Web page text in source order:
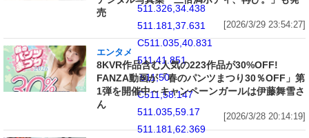
511.326,34.438
511.181,37.631
C511.035,40.831
511,41.851
511,50
C511,58.147
511.035,59.17
511.181,62.369
売
[2026/3/29 23:54:27]
エンタメ
8KVR作品含む人気の223作品が30%OFF!
FANZA動画が「春のパンツまつり30％OFF」第
1弾を開催中～キャンペーンガールは伊藤舞雪さ
ん
[2026/3/28 20:14:19]